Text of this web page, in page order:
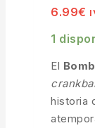
6.99€
1
El
historia